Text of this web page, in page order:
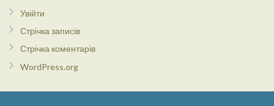
Увійти
Стрічка записів
Стрічка коментарів
WordPress.org